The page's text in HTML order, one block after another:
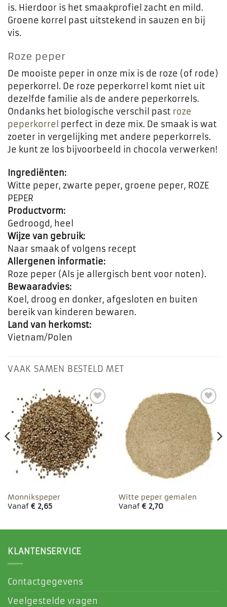
is. Hierdoor is het smaakprofiel zacht en mild.
Groene korrel past uitstekend in sauzen en bij
vis.
Roze peper
De mooiste peper in onze mix is de roze (of rode)
peperkorrel. De roze peperkorrel komt niet uit
dezelfde familie als de andere peperkorrels.
Ondanks het biologische verschil past roze
peperkorrel perfect in deze mix. De smaak is wat
zoeter in vergelijking met andere peperkorrels.
Je kunt ze los bijvoorbeeld in chocola verwerken!
Ingrediënten:
Witte peper, zwarte peper, groene peper, ROZE
PEPER
Productvorm:
Gedroogd, heel
Wijze van gebruik:
Naar smaak of volgens recept
Allergenen informatie:
Roze peper (Als je allergisch bent voor noten).
Bewaaradvies:
Koel, droog en donker, afgesloten en buiten
bereik van kinderen bewaren.
Land van herkomst:
Vietnam/Polen
VAAK SAMEN BESTELD MET
Toevoegen
aan
favorieten
Monnikspeper
Vanaf €2,65
Toevoegen
aan
favorieten
Witte peper gemalen
Vanaf €2,70
KLANTENSERVICE
Contactgegevens
Veelgestelde vragen